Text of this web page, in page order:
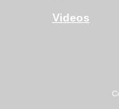
Videos